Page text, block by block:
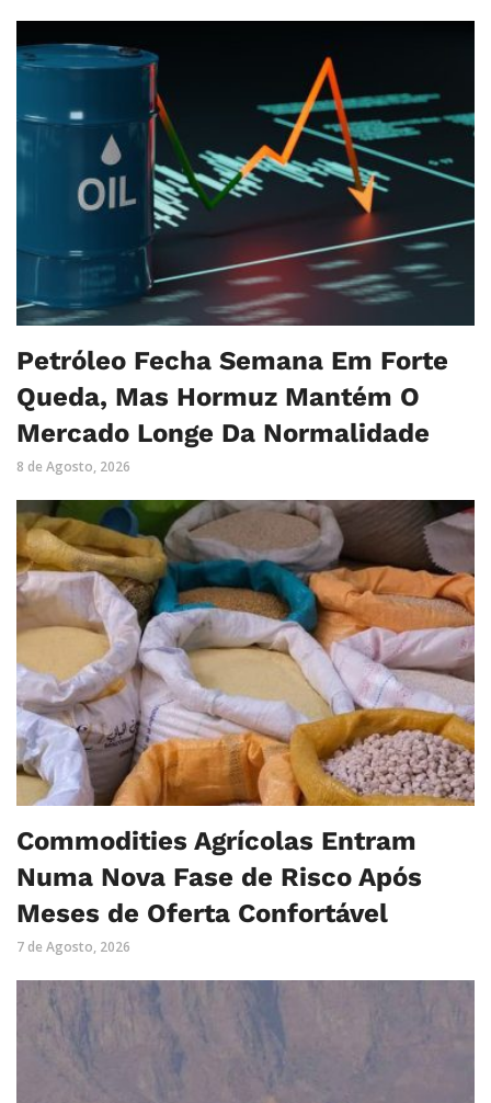
Petróleo Fecha Semana Em Forte
Queda, Mas Hormuz Mantém O
Mercado Longe Da Normalidade
8 de Agosto, 2026
Commodities Agrícolas Entram
Numa Nova Fase de Risco Após
Meses de Oferta Confortável
7 de Agosto, 2026